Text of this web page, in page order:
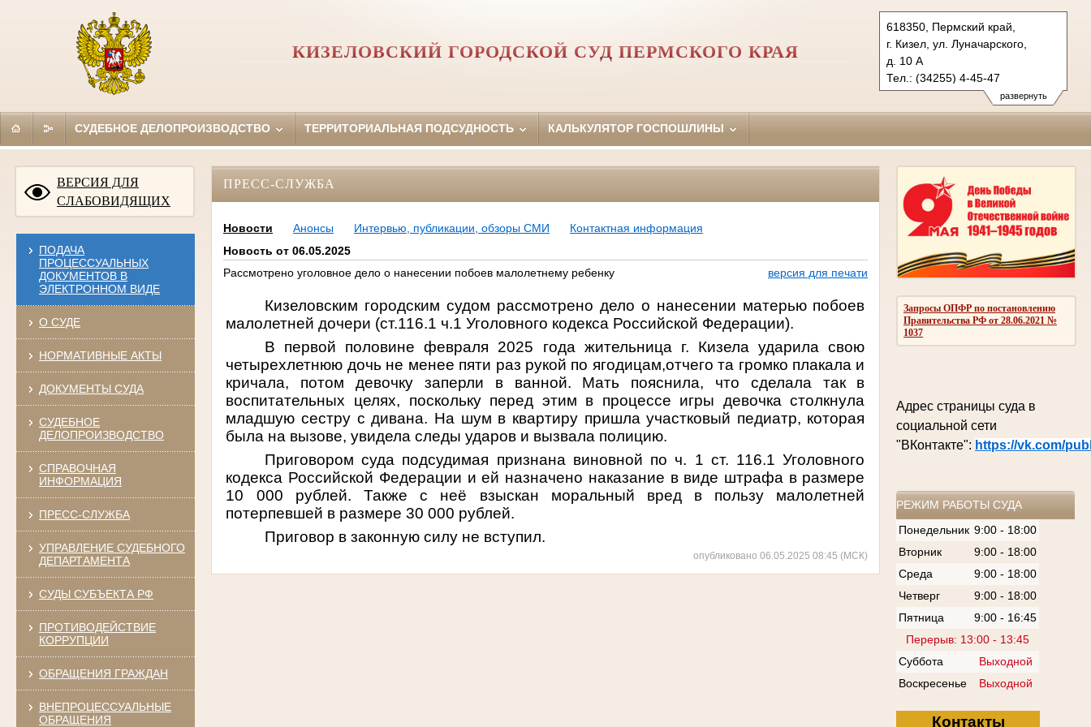
развернуть
618350, Пермский край,
г. Кизел, ул. Луначарского,
д. 10 А
Тел.: (34255) 4-45-47
kizelovsky.perm@sudrf.ru
КИЗЕЛОВСКИЙ ГОРОДСКОЙ СУД ПЕРМСКОГО КРАЯ
СУДЕБНОЕ ДЕЛОПРОИЗВОДСТВО ТЕРРИТОРИАЛЬНАЯ ПОДСУДНОСТЬ КАЛЬКУЛЯТОР ГОСПОШЛИНЫ
ВЕРСИЯ ДЛЯ
СЛАБОВИДЯЩИХ
ПОДАЧА
ПРОЦЕССУАЛЬНЫХ
ДОКУМЕНТОВ В
ЭЛЕКТРОННОМ ВИДЕ
О СУДЕ
НОРМАТИВНЫЕ АКТЫ
ДОКУМЕНТЫ СУДА
СУДЕБНОЕ
ДЕЛОПРОИЗВОДСТВО
СПРАВОЧНАЯ
ИНФОРМАЦИЯ
ПРЕСС-СЛУЖБА
УПРАВЛЕНИЕ СУДЕБНОГО
ДЕПАРТАМЕНТА
СУДЫ СУБЪЕКТА РФ
ПРОТИВОДЕЙСТВИЕ
КОРРУПЦИИ
ОБРАЩЕНИЯ ГРАЖДАН
ВНЕПРОЦЕССУАЛЬНЫЕ
ОБРАЩЕНИЯ
Запросы ОПФР по постановлению
Правительства РФ от 28.06.2021 №
1037
Адрес страницы суда в
социальной сети
"ВКонтакте": https://vk.com/
РЕЖИМ РАБОТЫ СУДА
Понедельник 9:00 - 18:00
Вторник
9:00 - 18:00
Среда
9:00 - 18:00
Четверг
9:00 - 18:00
Пятница
9:00 - 16:45
Перерыв: 13:00 - 13:45
Суббота
Выходной
Воскресенье
Выходной
Контакты
ПРЕСС-СЛУЖБА
Новости Анонсы Интервью, публикации, обзоры СМИ
Контактная информация
Новость от 06.05.2025
Рассмотрено уголовное дело о нанесении побоев малолетнему ребенку
версия для печати
Кизеловским городским судом рассмотрено дело о нанесении матерью побоев
малолетней дочери (ст.116.1 ч.1 Уголовного кодекса Российской Федерации).
В первой половине февраля 2025 года жительница г. Кизела ударила свою
четырехлетнюю дочь не менее пяти раз рукой по ягодицам,отчего та громко плакала и
кричала, потом девочку заперли в ванной. Мать пояснила, что сделала так в
воспитательных целях, поскольку перед этим в процессе игры девочка столкнула
младшую сестру с дивана. На шум в квартиру пришла участковый педиатр, которая
была на вызове, увидела следы ударов и вызвала полицию.
Приговором суда подсудимая признана виновной по ч. 1 ст. 116.1 Уголовного
кодекса Российской Федерации и ей назначено наказание в виде штрафа в размере
10 000 рублей. Также с неё взыскан моральный вред в пользу малолетней
потерпевшей в размере 30 000 рублей.
Приговор в законную силу не вступил.
опубликовано 06.05.2025 08:45 (МСК)